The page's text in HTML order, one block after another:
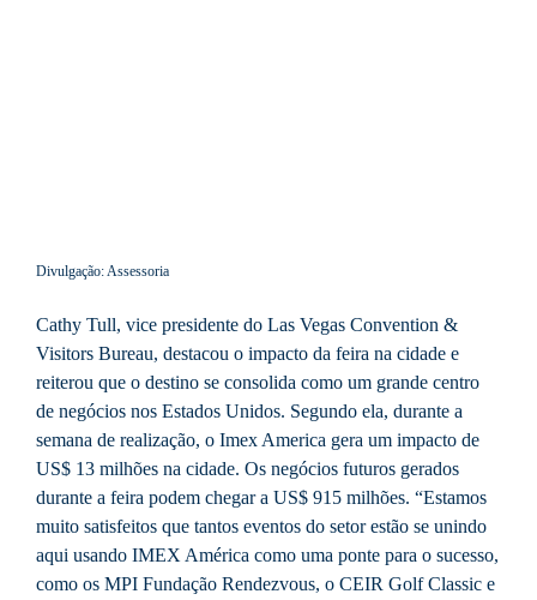
Divulgação: Assessoria
Cathy Tull, vice presidente do Las Vegas Convention &
Visitors Bureau, destacou o impacto da feira na cidade e
reiterou que o destino se consolida como um grande centro
de negócios nos Estados Unidos. Segundo ela, durante a
semana de realização, o Imex America gera um impacto de
US$ 13 milhões na cidade. Os negócios futuros gerados
durante a feira podem chegar a US$ 915 milhões. “Estamos
muito satisfeitos que tantos eventos do setor estão se unindo
aqui usando IMEX América como uma ponte para o sucesso,
como os MPI Fundação Rendezvous, o CEIR Golf Classic e